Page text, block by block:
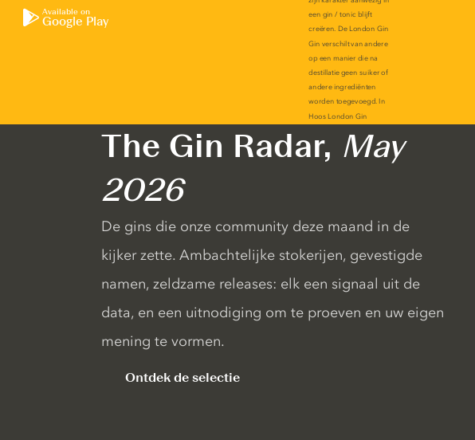
Available on
Google Play
The Gin Radar, May
2026
De gins die onze community deze maand in de
kijker zette. Ambachtelijke stokerijen, gevestigde
namen, zeldzame releases: elk een signaal uit de
data, en een uitnodiging om te proeven en uw eigen
mening te vormen.
Ontdek de selectie